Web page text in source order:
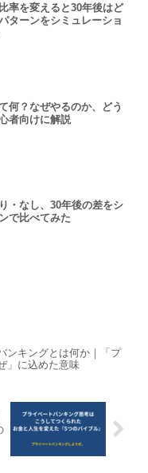
率を変えると30年後はど
ターンをシミュレーショ
何？なぜやるのか、どう
者向けに解説
・なし、30年後の差をシ
で比べてみた
ンキングとは何か｜「プ
」に込めた意味